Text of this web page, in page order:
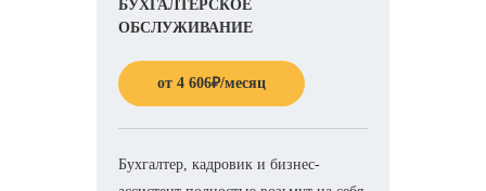
БУХГАЛТЕРСКОЕ
ОБСЛУЖИВАНИЕ
от 4 606₽/месяц
Бухгалтер, кадровик и бизнес-